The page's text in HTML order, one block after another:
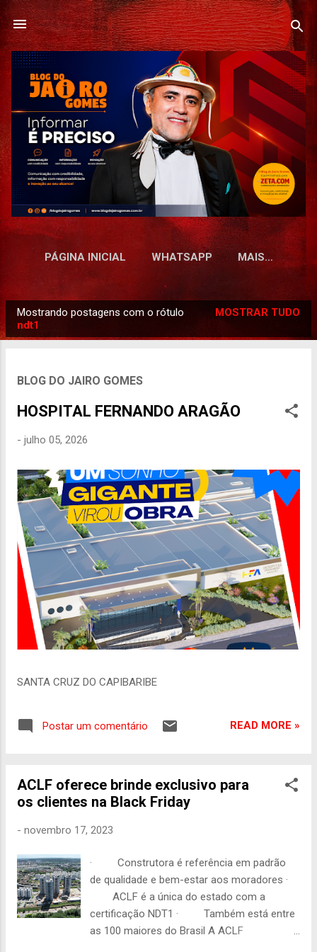
Pular para o conteúdo principal
PÁGINA INICIAL WHATSAPP MAIS…
o
Mostrando postagens com o rótulo
ndt1
MOSTRAR TUDO
BLOG DO JAIRO GOMES
HOSPITAL FERNANDO ARAGÃO
- julho 05, 2026
SANTA CRUZ DO CAPIBARIBE
Postar um comentário READ MORE »
ACLF oferece brinde exclusivo para
os clientes na Black Friday
- novembro 17, 2023
· Construtora é referência em padrão
de qualidade e bem-estar aos moradores ·
ACLF é a única do estado com a
certificação NDT1 · Também está entre
as 100 maiores do Brasil A ACLF